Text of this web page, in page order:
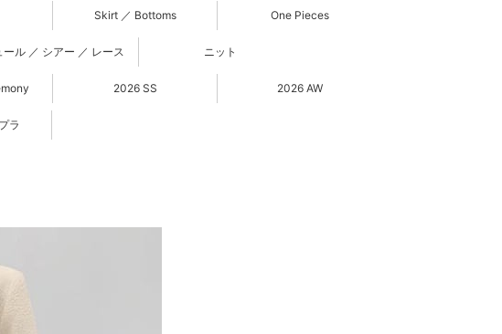
Skirt ／ Bottoms One Pieces
ール ／ シアー ／ レース ニット
2026 SS 2026 AW
ラ